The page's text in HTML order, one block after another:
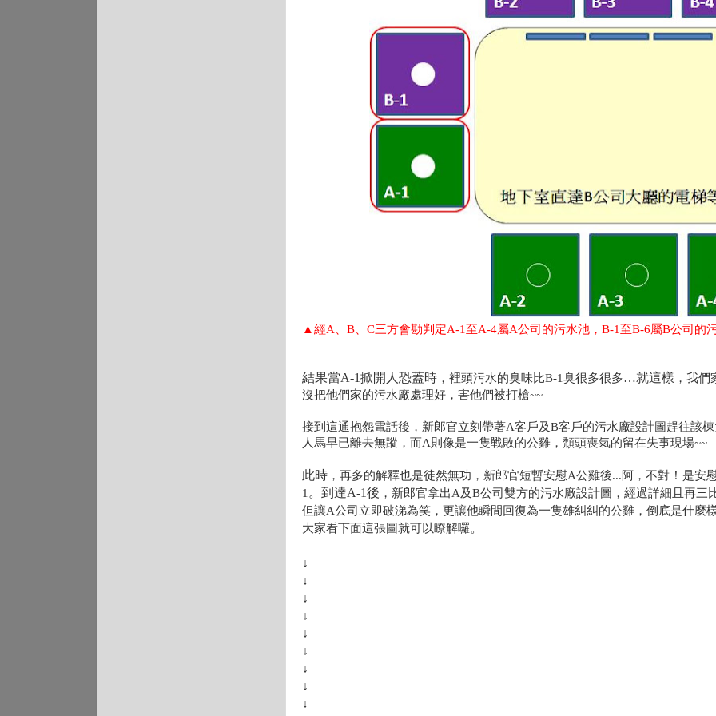
▲經A、B、C三方會勘判定A-1至A-4屬A公司的污水池，B-1至B-6屬B公司的
結果當A-1掀開人恐蓋時 ，裡頭污水的臭味比B-1臭很多很多…就這樣 ，我
沒把他們家的污水廠處理好 ，害他們被打槍~~
接到這通抱怨電話後 ，新郎官立刻帶著A客戶及B客戶的污水廠設計圖趕往該
人馬早已離去無蹤 ，而A則像是一隻戰敗的公雞 ，頹頭喪氣的留在失事現場~~
此時 ，再多的解釋也是徒然無功 ，新郎官短暫安慰A公雞後...阿 ， 不對 ！ 是安
1 。到達A-1後 ，新郎官拿出A及B公司雙方的污水廠設計圖 ，經過詳細且再三
但讓A公司立即破涕為笑 ，更讓他瞬間回復為一隻雄糾糾的公雞 ，倒底是什麼
大家看下面這張圖就可以瞭解囉。
↓
↓
↓
↓
↓
↓
↓
↓
↓